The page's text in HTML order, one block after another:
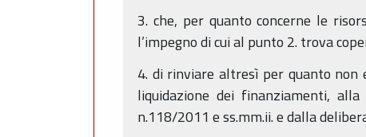
3. che, per quanto concerne le
l’impegno di cui al punto 2. trova
4. di rinviare altresì per quanto
liquidazione dei finanziamenti,
n.118/2011 e ss.mm.ii. e dalla